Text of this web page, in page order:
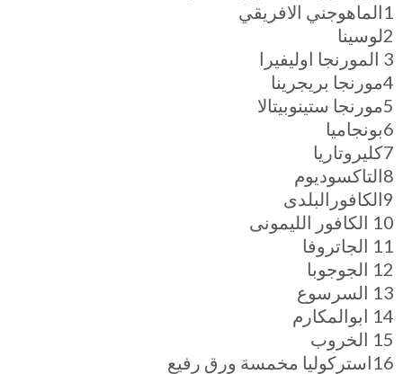
1الماهوجني الافريقي
2لوسينا
3 المورنجا اوليفيرا
4مورنجا بريجرينا
5مورنجا ستينوبيتالا
6بونجاميا
7كليروتاريا
8التاكسوديوم
9الكافورالبلدى
10 الكافور الليمونى
11 الجاتروفا
12 الجوجوبا
13 السرسوع
14 ابوالمكارم
15 الخروب
16استركوليا مخمسة ورق رفيع